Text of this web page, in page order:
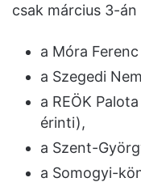
csak március 3-
a Móra
a Szegedi
a REÖK
érinti),
a Szent-
a Somogyi-